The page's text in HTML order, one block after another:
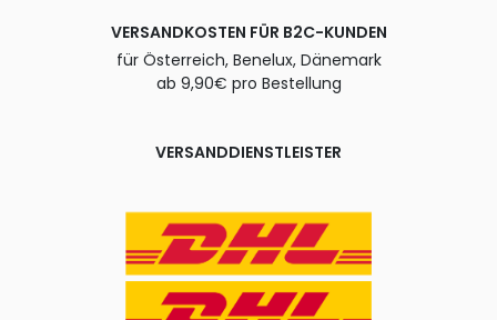
VERSANDKOSTEN FÜR B2C-KUNDEN
für Österreich, Benelux, Dänemark
ab 9,90€ pro Bestellung
VERSANDDIENSTLEISTER